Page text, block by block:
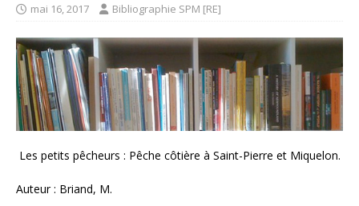
mai 16, 2017 Bibliographie SPM [RE]
Les petits pêcheurs : Pêche côtière à Saint-Pierre et Miquelon.
Auteur : Briand, M.